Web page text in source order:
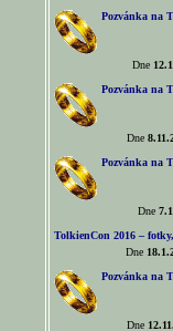
Pozvánka na
Dne
Pozvánka na
Dne
Pozvánka na
Dne
TolkienCon 2016 –
Dne
Pozvánka na
Dne